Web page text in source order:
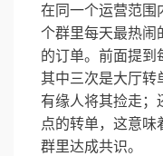
在同一个运营范围
个群里每天最热闹
的订单。前面提到
其中三次是大厅转
有缘人将其捡走；
点的转单，这意味
群里达成共识。